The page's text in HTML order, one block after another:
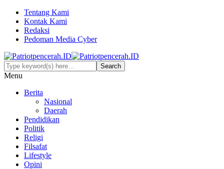
Tentang Kami
Kontak Kami
Redaksi
Pedoman Media Cyber
Menu
Berita
Nasional
Daerah
Pendidikan
Politik
Religi
Filsafat
Lifestyle
Opini